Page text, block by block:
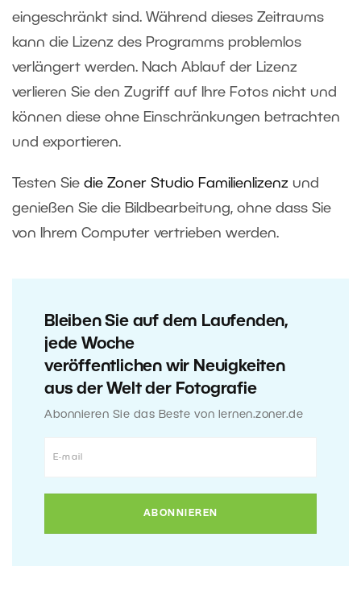
eingeschränkt sind. Während dieses Zeitraums
kann die Lizenz des Programms problemlos
verlängert werden. Nach Ablauf der Lizenz
verlieren Sie den Zugriff auf Ihre Fotos nicht und
können diese ohne Einschränkungen betrachten
und exportieren.
Testen Sie die Zoner Studio Familienlizenz und
genießen Sie die Bildbearbeitung, ohne dass Sie
von Ihrem Computer vertrieben werden.
Bleiben Sie auf dem Laufenden,
jede Woche
veröffentlichen wir Neuigkeiten
aus der Welt der Fotografie
Abonnieren Sie das Beste von lernen.zoner.de